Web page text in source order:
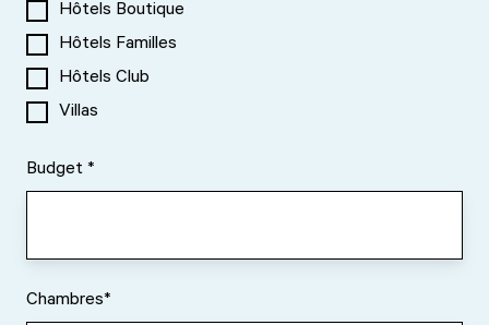
Hôtels Boutique
Hôtels Familles
Hôtels Club
Villas
Budget *
Chambres*